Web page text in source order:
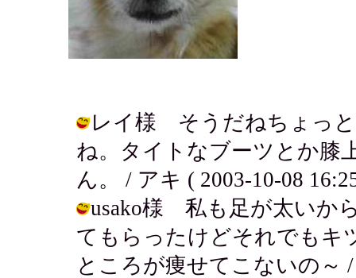
レイ様 そうだねちょっ
ね。タイトなブーツとか膝
ん。 / アキ ( 2003-10-08
usako様 私も足が太いか
てもらったけどそれでもキ
ところが痩せてこないの～